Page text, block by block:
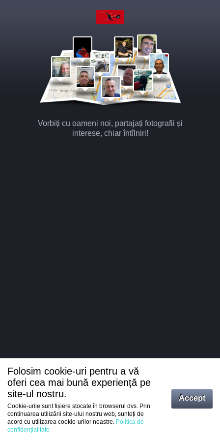
Vorbiți cu oameni noi, partajați fotografii și
interese, chiar întîlniri!
Intrați
Folosim cookie-uri pentru a vă
oferi cea mai bună experiență pe
site-ul nostru.
Cookie-urile sunt fișiere stocate în browserul dvs. Prin
continuarea utilizării site-ului nostru web, sunteți de
acord cu utilizarea cookie-urilor noastre. Politica de
confidențialitate
Accept